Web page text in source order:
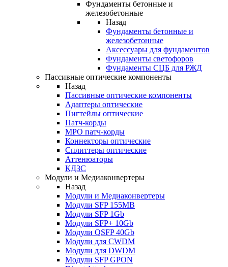
Фундаменты бетонные и
железобетонные
Назад
Фундаменты бетонные и
железобетонные
Аксессуары для фундаментов
Фундаменты светофоров
Фундаменты СЦБ для РЖД
Пассивные оптические компоненты
Назад
Пассивные оптические компоненты
Адаптеры оптические
Пигтейлы оптические
Патч-корды
MPO патч-корды
Коннекторы оптические
Сплиттеры оптические
Аттенюаторы
КДЗС
Модули и Медиаконвертеры
Назад
Модули и Медиаконвертеры
Модули SFP 155MB
Модули SFP 1Gb
Модули SFP+ 10Gb
Модули QSFP 40Gb
Модули для CWDM
Модули для DWDM
Модули SFP GPON